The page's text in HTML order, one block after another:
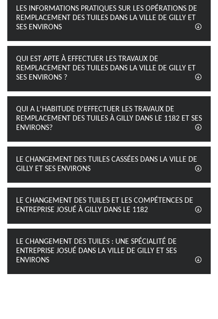
LES INFORMATIONS PRATIQUES SUR LES OPÉRATIONS DE
REMPLACEMENT DES TUILES DANS LA VILLE DE GILLY ET
SES ENVIRONS
QUI EST APTE À EFFECTUER LES TRAVAUX DE
REMPLACEMENT DES TUILES DANS LA VILLE DE GILLY ET
SES ENVIRONS ?
QUI A L'HABITUDE D'EFFECTUER LES TRAVAUX DE
REMPLACEMENT DES TUILES À GILLY DANS LE 1182 ET SES
ENVIRONS?
LE CHANGEMENT DES TUILES CASSÉES DANS LA VILLE DE
GILLY ET SES ENVIRONS
LE CHANGEMENT DES TUILES ET LES COMPÉTENCES DE
ENTREPRISE JOSUÉ À GILLY DANS LE 1182
LE CHANGEMENT DES TUILES : UNE SPÉCIALITÉ DE
ENTREPRISE JOSUÉ DANS LA VILLE DE GILLY ET SES
ENVIRONS